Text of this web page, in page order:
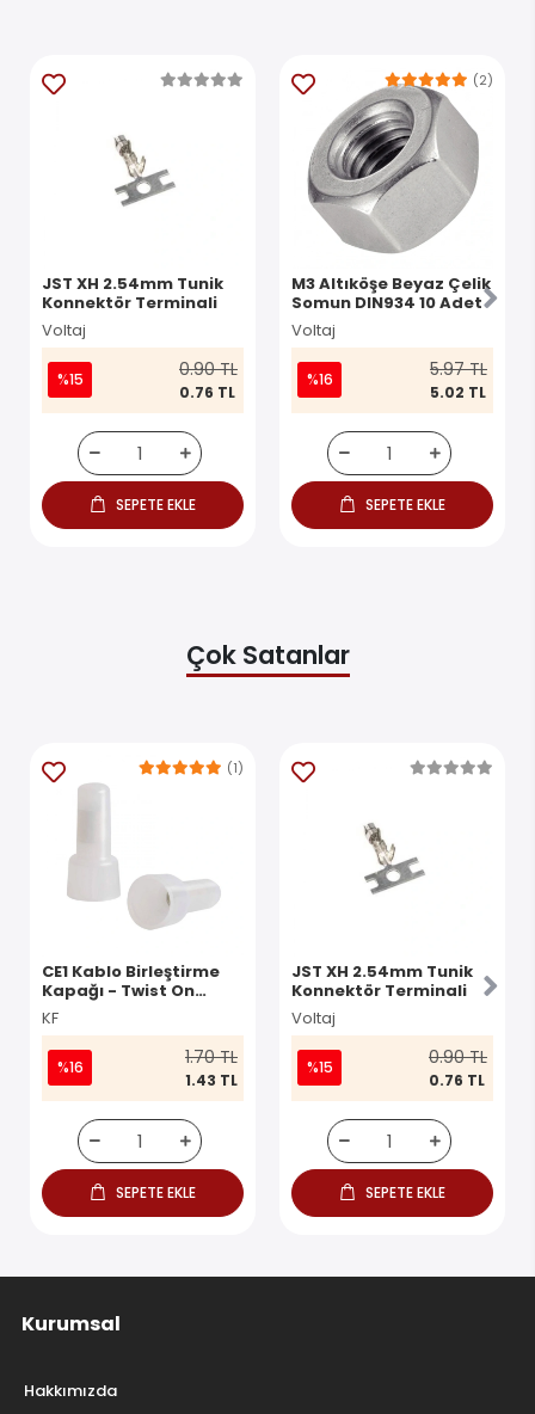
JST XH 2.54mm Tunik
Konnektör Terminali
Voltaj
%15 0.90 TL
0.76 TL
SEPETE EKLE
M3 Altıköşe Beyaz Çelik
Somun DIN934 10 Adet
Voltaj
(2)
%16 5.97 TL
5.02 TL
SEPETE EKLE
Çok Satanlar
CE1 Kablo Birleştirme
Kapağı - Twist On
Konnektör
KF
(1)
%16 1.70 TL
1.43 TL
SEPETE EKLE
JST XH 2.54mm Tunik
Konnektör Terminali
Voltaj
%15 0.90 TL
0.76 TL
SEPETE EKLE
Kurumsal
Hakkımızda